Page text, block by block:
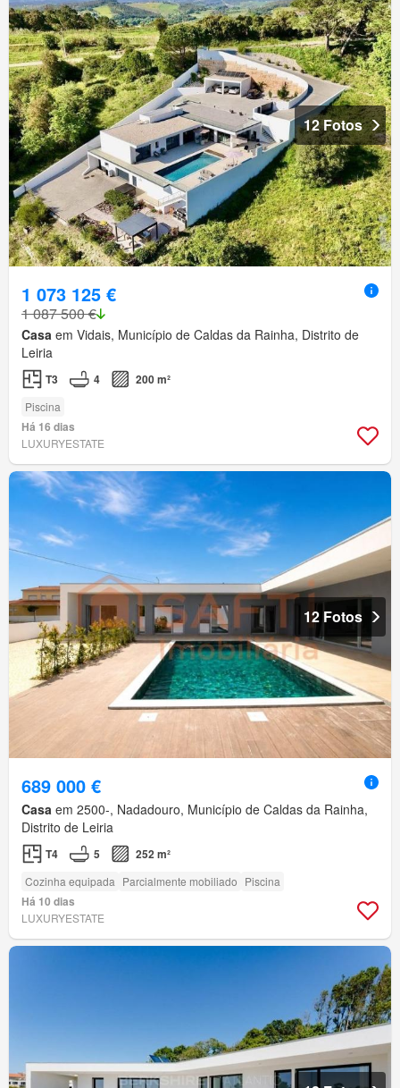
12 Fotos
1 073 125 €
1 087 500 €
Casa em Vidais, Município de Caldas da Rainha, Distrito de
Leiria
T3 4 200 m²
Piscina
Há 16 dias
LUXURYESTATE
12 Fotos
689 000 €
Casa em 2500-, Nadadouro, Município de Caldas da Rainha,
Distrito de Leiria
T4 5 252 m²
Cozinha equipada Parcialmente mobiliado Piscina
Há 10 dias
LUXURYESTATE